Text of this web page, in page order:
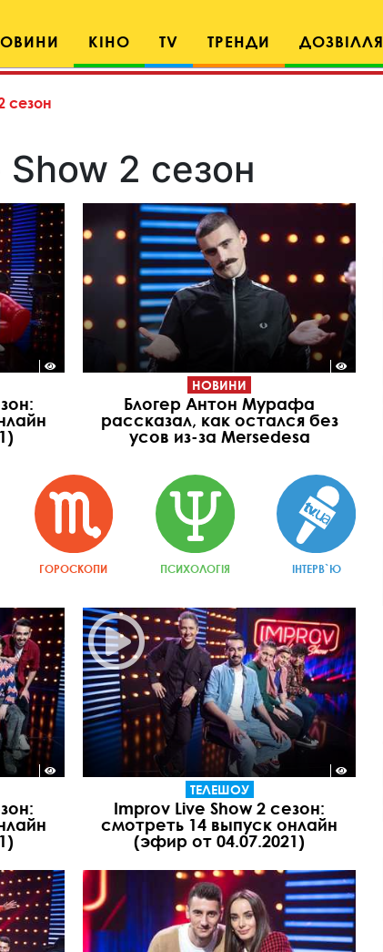
КІНО TV ТРЕНДИ ДОЗВІЛЛЯ
сезон
2 сезон
НОВИНИ
Блогер Антон Мурафа
рассказал, как остался без
усов из-за Mersedesa
ГОРОСКОПИ ПСИХОЛОГІЯ ІНТЕРВ`Ю
ТЕЛЕШОУ
Improv Live Show 2 сезон:
смотреть 14 выпуск онлайн
(эфир от 04.07.2021)